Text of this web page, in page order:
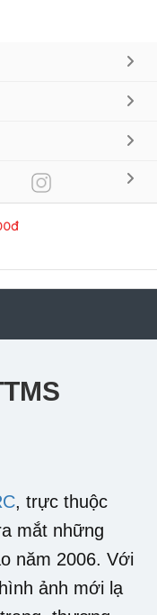
, trực thuộc
mắt những
năm 2006. Với
ảnh mới lạ